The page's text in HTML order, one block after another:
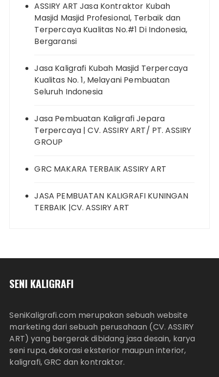
ASSIRY ART Jasa Kontraktor Kubah
Masjid Masjid Profesional, Terbaik dan
Terpercaya Kualitas No.#1 Di Indonesia,
Bergaransi
Jasa Kaligrafi Kubah Masjid Terpercaya
Kualitas No. 1, Melayani Pembuatan
Seluruh Indonesia
Jasa Pembuatan Kaligrafi Jepara
Terpercaya | CV. ASSIRY ART/ PT. ASSIRY
GROUP
GRC MAKARA TERBAIK ASSIRY ART
JASA PEMBUATAN KALIGRAFI KUNINGAN
TERBAIK |CV. ASSIRY ART
SENI KALIGRAFI
SeniKaligrafi.com merupakan sebuah website
marketing dari sebuah perusahaan (CV. ASSIRY
ART) yang bergerak dibidang jasa desain, karya
seni rupa, dekorasi eksterior maupun interior,
kaligrafi, GRC dan kontraktor.